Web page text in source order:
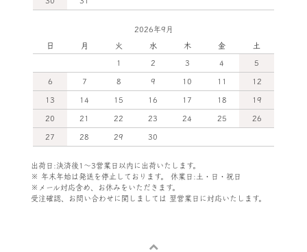
2026年9月
日 月 火 水 木 金 土
1 2 3 4 5
6 7 8 9 10 11 12
13 14 15 16 17 18 19
20 21 22 23 24 25 26
27 28 29 30
出荷日:決済後1～3営業日以内に出荷いたします。
※ 年末年始は発送を停止しております。 休業日:土・日・祝日
※メール対応含め、お休みをいただきます。
受注確認、お問い合わせに関しましては 翌営業日に対応いたします。